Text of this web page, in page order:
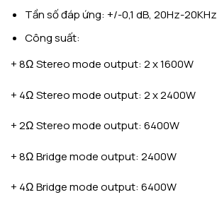
Tần số đáp ứng: +/-0,1 dB, 20Hz-20KHz
Công suất:
+ 8Ω Stereo mode output: 2 x 1600W
+ 4Ω Stereo mode output: 2 x 2400W
+ 2Ω Stereo mode output: 6400W
+ 8Ω Bridge mode output: 2400W
+ 4Ω Bridge mode output: 6400W